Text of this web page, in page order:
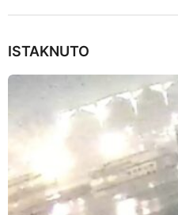
ISTAKNUTO